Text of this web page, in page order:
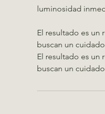
luminosidad
El resultado es un
buscan un
El resultado es un
buscan un